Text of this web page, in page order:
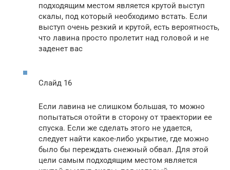
подходящим местом является крутой выступ
скалы, под который необходимо встать. Если
выступ очень резкий и крутой, есть вероятность,
что лавина просто пролетит над головой и не
заденет вас
Слайд 16
Если лавина не слишком большая, то можно
попытаться отойти в сторону от траектории ее
спуска. Если же сделать этого не удается,
следует найти какое-либо укрытие, где можно
было бы переждать снежный обвал. Для этой
цели самым подходящим местом является